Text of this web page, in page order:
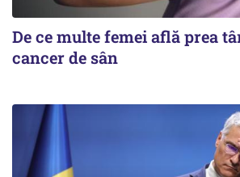
De ce multe femei află prea
cancer de sân